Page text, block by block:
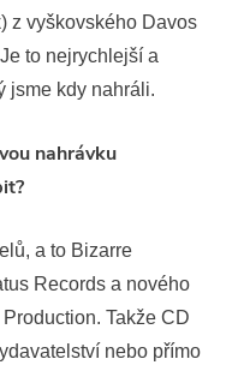
z vyškovského Davos
to nejrychlejší a
jsme kdy nahráli.
nahrávku
a to Bizarre
Records a nového
Takže CD
nebo přímo